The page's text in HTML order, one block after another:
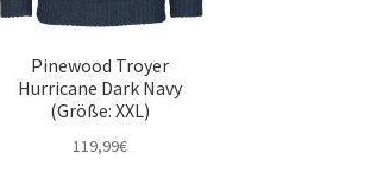
Pinewood Troyer
Hurricane Dark Navy
(Größe: XXL)
119,99€